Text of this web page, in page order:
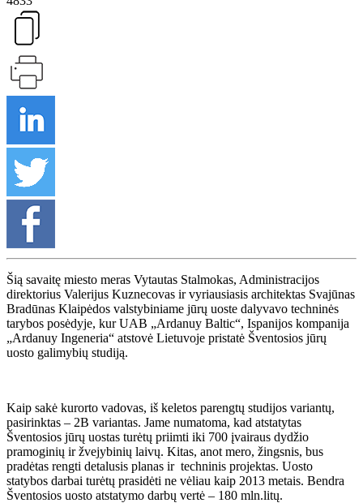
Šią savaitę miesto meras Vytautas Stalmokas, Administracijos
direktorius Valerijus Kuznecovas ir vyriausiasis architektas Svajūnas
Bradūnas Klaipėdos valstybiniame jūrų uoste dalyvavo techninės
tarybos posėdyje, kur UAB „Ardanuy Baltic“, Ispanijos kompanija
„Ardanuy Ingeneria“ atstovė Lietuvoje pristatė Šventosios jūrų
uosto galimybių studiją.
Kaip sakė kurorto vadovas, iš keletos parengtų studijos variantų,
pasirinktas – 2B variantas. Jame numatoma, kad atstatytas
Šventosios jūrų uostas turėtų priimti iki 700 įvairaus dydžio
pramoginių ir žvejybinių laivų. Kitas, anot mero, žingsnis, bus
pradėtas rengti detalusis planas ir techninis projektas. Uosto
statybos darbai turėtų prasidėti ne vėliau kaip 2013 metais. Bendra
Šventosios uosto atstatymo darbų vertė – 180 mln.litų.